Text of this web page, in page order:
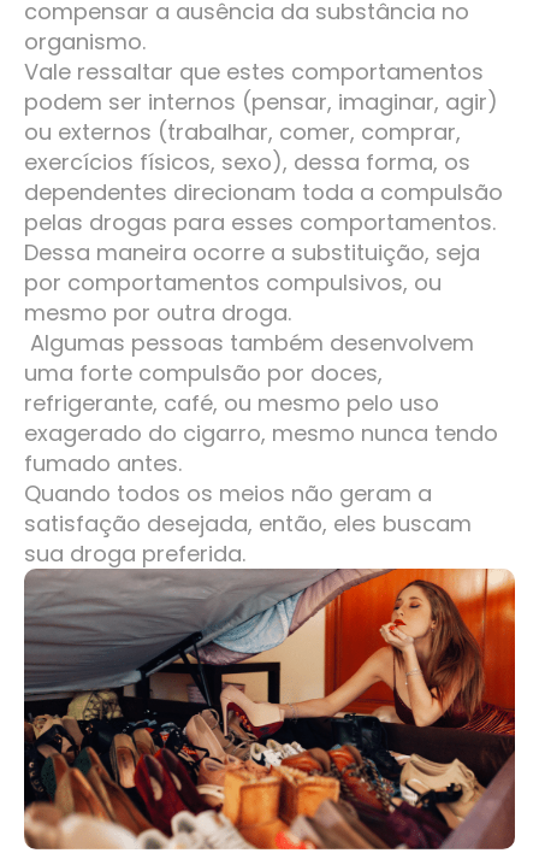
compensar a ausência da substância no
organismo.
Vale ressaltar que estes comportamentos
podem ser internos (pensar, imaginar, agir)
ou externos (trabalhar, comer, comprar,
exercícios físicos, sexo), dessa forma, os
dependentes direcionam toda a compulsão
pelas drogas para esses comportamentos.
Dessa maneira ocorre a substituição, seja
por comportamentos compulsivos, ou
mesmo por outra droga.
Algumas pessoas também desenvolvem
uma forte compulsão por doces,
refrigerante, café, ou mesmo pelo uso
exagerado do cigarro, mesmo nunca tendo
fumado antes.
Quando todos os meios não geram a
satisfação desejada, então, eles buscam
sua droga preferida.